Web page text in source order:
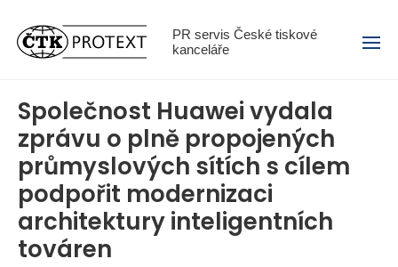
PR servis České tiskové
kanceláře
Menu
Společnost Huawei vydala
zprávu o plně propojených
průmyslových sítích s cílem
podpořit modernizaci
architektury inteligentních
továren